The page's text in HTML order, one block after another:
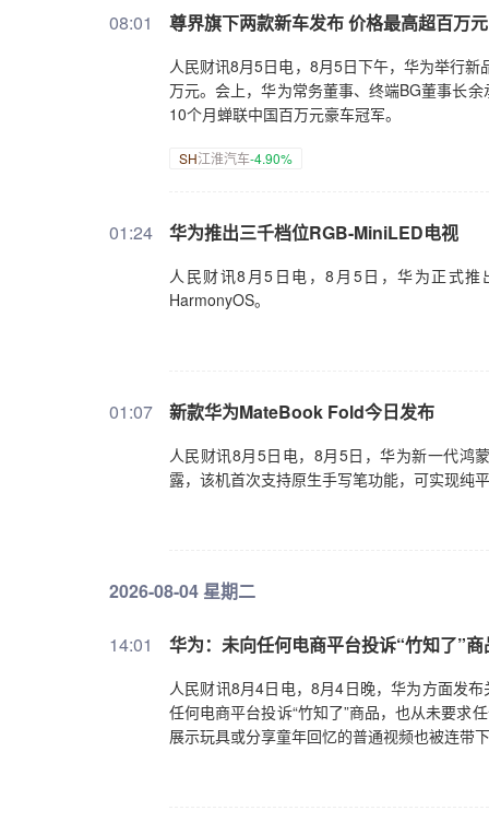
08:01 尊界旗下两款新车发布 价格最高超百万元
人民财讯8月5日电，8月5日下午，华为举行
万元。会上，华为常务董事、终端BG董事长‌
10个月蝉联中国百万元豪车冠军。
SH江淮汽车-4.90%
01:24 华为推出三千档位RGB-MiniLED电视
人民财讯8月5日电，8月5日，华为正式推
HarmonyOS。
01:07 新款华为MateBook Fold今日发布
人民财讯8月5日电，8月5日，华为新一代鸿
露，该机首次支持原生手写笔功能，可实现纯
2026-08-04 星期二
14:01 华为：未向任何电商平台投诉“竹知了”商
人民财讯8月4日电，8月4日晚，华为方面发
任何电商平台投诉“竹知了”商品，也从未要求
展示玩具或分享童年回忆的普通视频也被连带